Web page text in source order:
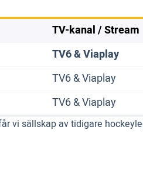
TV-kanal / Stream
TV6 & Viaplay
TV6 & Viaplay
TV6 & Viaplay
vi sällskap av tidigare